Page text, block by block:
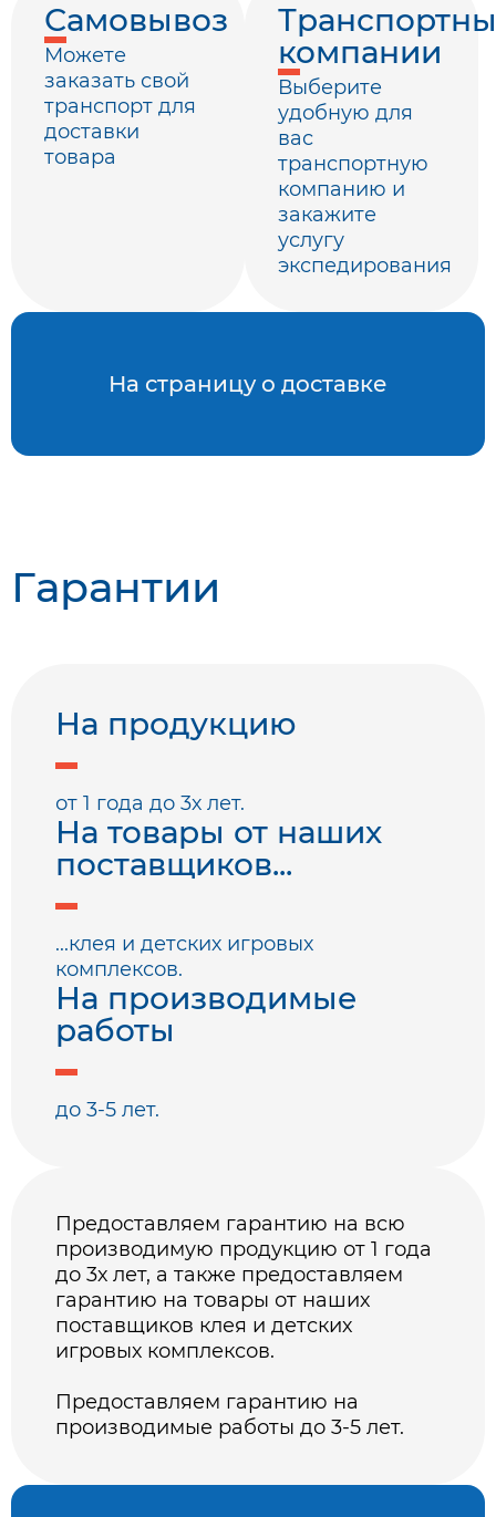
Самовывоз
Можете
заказать свой
транспорт для
доставки
товара
компании
Выберите
удобную для
вас
транспортную
компанию и
закажите
услугу
экспедирования
На страницу о доставке
Гарантии
На продукцию
от 1 года до 3х лет.
На товары от наших
поставщиков...
...клея и детских игровых
комплексов.
На производимые
работы
до 3-5 лет.
Предоставляем гарантию на всю
производимую продукцию от 1 года
до 3х лет, а также предоставляем
гарантию на товары от наших
поставщиков клея и детских
игровых комплексов.
Предоставляем гарантию на
производимые работы до 3-5 лет.